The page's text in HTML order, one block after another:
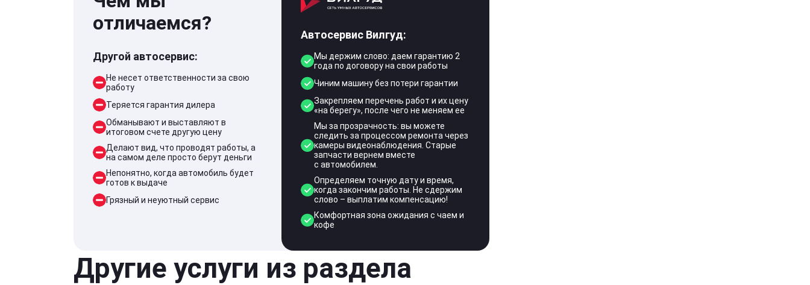
отличаемся?
Другой автосервис:
Не несет ответственности за свою
работу
Теряется гарантия дилера
Обманывают и выставляют в
итоговом счете другую цену
Делают вид, что проводят работы, а
на самом деле просто берут деньги
Непонятно, когда автомобиль будет
готов к выдаче
Грязный и неуютный сервис
Автосервис Вилгуд:
Мы держим слово: даем гарантию 2
года по договору на свои работы
Чиним машину без потери гарантии
Закрепляем перечень работ и их цену
«на берегу», после чего не меняем ее
Мы за прозрачность: вы можете
следить за процессом ремонта через
камеры видеонаблюдения. Старые
запчасти вернем вместе
с автомобилем.
Определяем точную дату и время,
когда закончим работы. Не сдержим
слово – выплатим компенсацию!
Комфортная зона ожидания с чаем и
кофе
Другие услуги из раздела